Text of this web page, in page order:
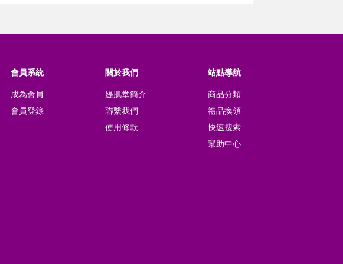
站點導航
商品分類
禮品換領
快速搜索
幫助中心
關於我們
媞肌堂簡介
聯繫我們
使用條款
會員系統
成為會員
會員登錄